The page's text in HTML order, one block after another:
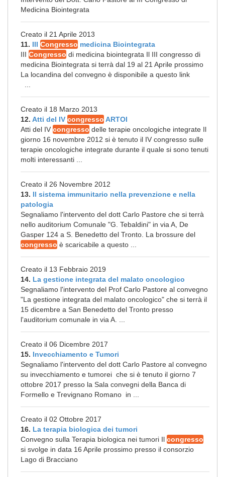
Medicina Biointegrata
Creato il 21 Aprile 2013
11. III Congresso medicina Biointegrata
III Congresso di medicina biointegrata Il III congresso di
medicina Biointegrata si terrà dal 19 al 21 Aprile prossimo
La locandina del convegno è disponibile a questo link
Creato il 18 Marzo 2013
12. Atti del IV congresso ARTOI
Atti del IV congresso delle terapie oncologiche integrate Il
giorno 16 novembre 2012 si è tenuto il IV congresso sulle
terapie oncologiche integrate durante il quale si sono tenuti
molti interessanti ...
Creato il 26 Novembre 2012
13. Il sistema immunitario nella prevenzione e nella
patologia
Segnaliamo l'intervento del dott Carlo Pastore che si terrà
nello auditorium Comunale "G. Tebaldini" in via A, De
Gasper 124 a S. Benedetto del Tronto. La brossure del
congresso è scaricabile a questo ...
Creato il 13 Febbraio 2019
14. La gestione integrata del malato oncologico
Segnaliamo l'intervento del Prof Carlo Pastore al convegno
"La gestione integrata del malato oncologico" che si terrà il
15 dicembre a San Benedetto del Tronto presso
l'auditorium comunale in via A. ...
Creato il 06 Dicembre 2017
15. Invecchiamento e Tumori
Segnaliamo l'intervento del dott Carlo Pastore al convegno
su invecchiamento e tumorei che si è tenuto il giorno 7
ottobre 2017 presso la Sala convegni della Banca di
Formello e Trevignano Romano in ...
Creato il 02 Ottobre 2017
16. La terapia biologica dei tumori
Convegno sulla Terapia biologica nei tumori Il congresso
si svolge in data 16 Aprile prossimo presso il consorzio
Lago di Bracciano